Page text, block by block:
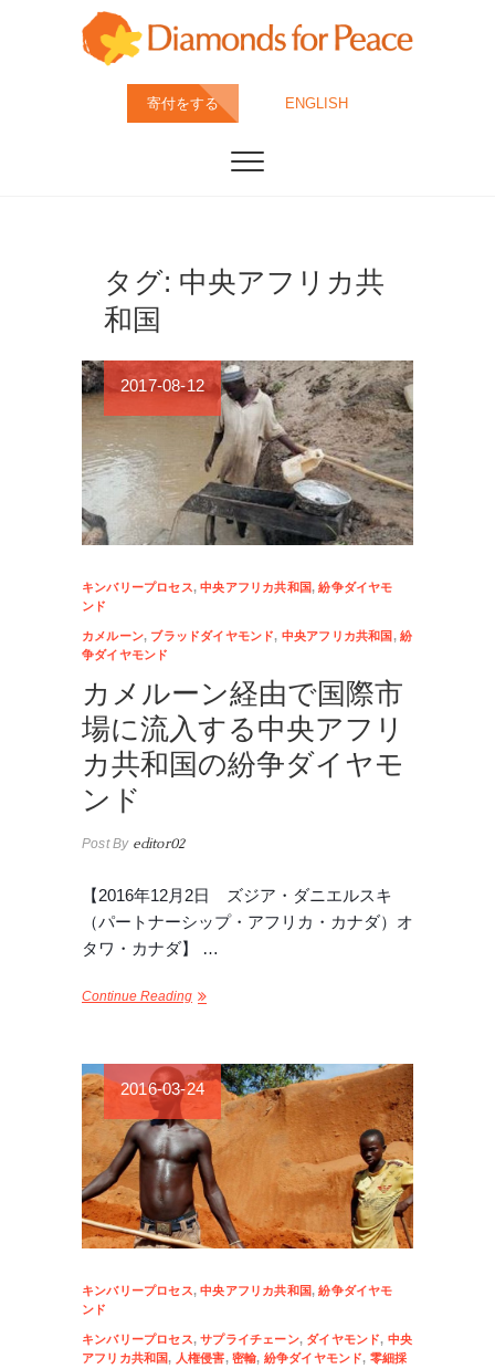
ダイヤモンド・フ
ォー・ピース
特定非営利活動法人ダイヤモンド・フォー・ピース
は、すべてのダイヤモンドが人道・環境配慮の上、採
掘・カット・製造されることが当たり前の社会を目指
寄付をする ENGLISH
タグ: 中央アフリカ共
和国
2017-08-12
キンバリープロセス,中央アフリカ共和国,紛争ダイヤモ
ンド
カメルーン, ブラッドダイヤモンド, 中央アフリカ共和国 ,紛
争ダイヤモンド
カメルーン経由で国際市
場に流入する中央アフリ
カ共和国の紛争ダイヤモ
ンド
Post Byeditor02
【2016年12月2日 ズジア・ダニエルスキ
（パートナーシップ・アフリカ・カナダ）オ
タワ・カナダ】 …
Continue Reading
2016-03-24
キンバリープロセス,中央アフリカ共和国,紛争ダイヤモ
ンド
キンバリープロセス,サプライチェーン, ダイヤモンド, 中央
アフリカ共和国, 人権侵害,密輸, 紛争ダイヤモンド, 零細採